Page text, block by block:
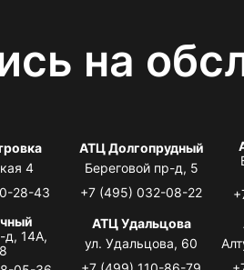
на
4
28-43
АТЦ Долгопрудный
Береговой пр-д, 5
+7 (495) 032-08-22
д, 14А,
АТЦ Удальцова
ул. Удальцова, 60